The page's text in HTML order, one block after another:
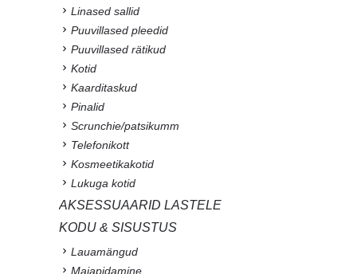
Linased sallid
Puuvillased pleedid
Puuvillased rätikud
Kotid
Kaarditaskud
Pinalid
Scrunchie/patsikumm
Telefonikott
Kosmeetikakotid
Lukuga kotid
AKSESSUAARID LASTELE
KODU & SISUSTUS
Lauamängud
Majapidamine